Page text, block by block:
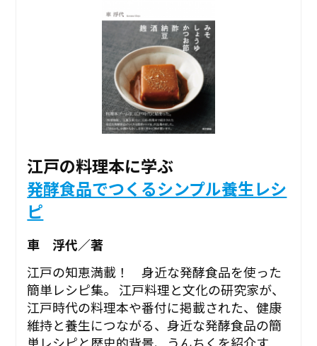
江戸の料理本に学ぶ
発酵食品でつくるシンプル養生レシ
ピ
車 浮代／著
江戸の知恵満載！ 身近な発酵食品を使った
簡単レシピ集。 江戸料理と文化の研究家が、
江戸時代の料理本や番付に掲載された、健康
維持と養生につながる、身近な発酵食品の簡